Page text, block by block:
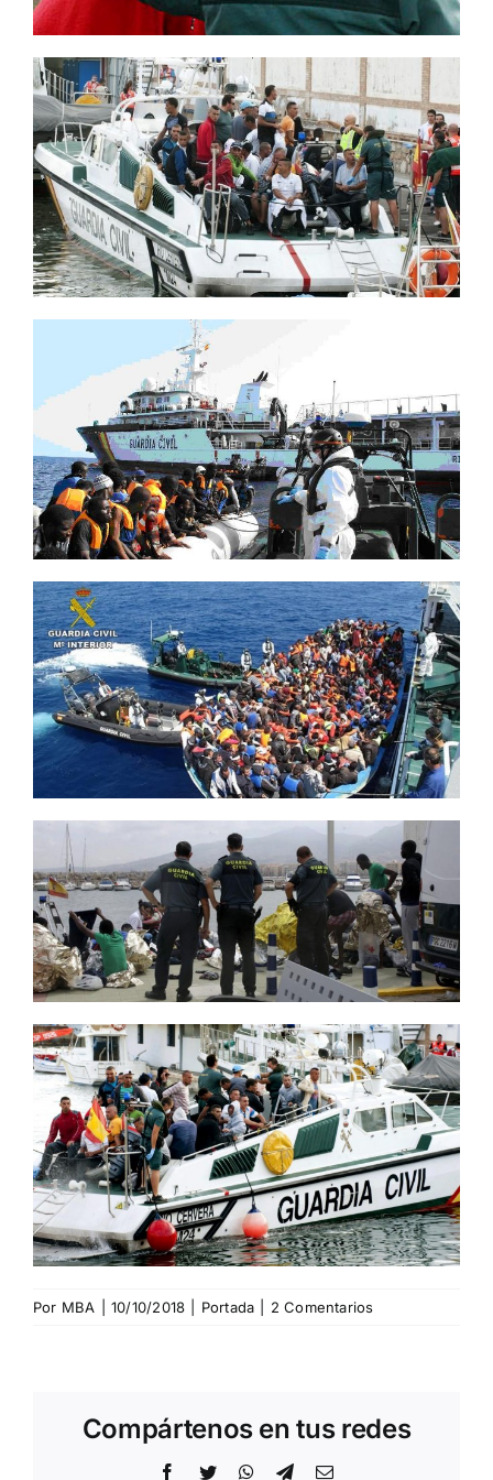
Por MBA 10/10/2018 Portada 2 Comentarios
Compártenos en tus redes
Facebook
Twitter WhatsApp
TelegramCorreo